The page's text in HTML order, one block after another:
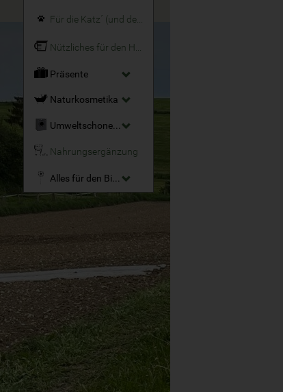
Für die Katz´ (und den Hund)
Präsente
Naturkosmetika
Umweltschonende Reinigungsmittel
Nahrungsergänzung
Alles für den Bio-Garten